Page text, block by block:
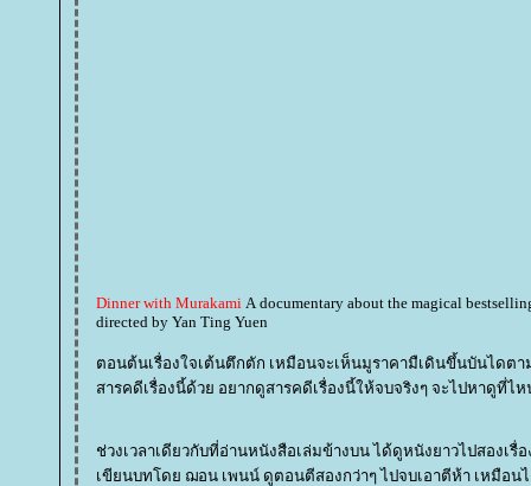
Dinner with Murakami A documentary about the magical
directed by Yan Ting Yuen
ตอนต้นเรื่องใจเต้นตึกตัก เหมือนจะเห็นมูราคามืเดินขึ้นบันไดต
สารคดีเรื่องนี้ด้วย อยากดูสารคดีเรื่องนี้ให้จบจริงๆ จะไปหาดูที่ไห
ช่วงเวลาเดียวกับที่อ่านหนังสือเล่มข้างบน ได้ดูหนังยาวไปสองเรื่
เขียนบทโดย ฌอน เพนน์ ดูตอนตีสองกว่าๆ ไปจบเอาตีห้า เหมือน